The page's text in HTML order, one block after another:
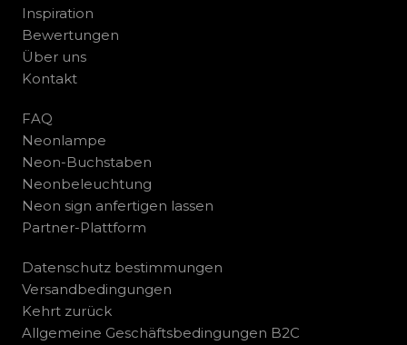
Inspiration
Bewertungen
Über uns
Kontakt
FAQ
Neonlampe
Neon-Buchstaben
Neonbeleuchtung
Neon sign anfertigen lassen
Partner-Plattform
Datenschutz bestimmungen
Versandbedingungen
Kehrt zurück
Allgemeine Geschäftsbedingungen B2C